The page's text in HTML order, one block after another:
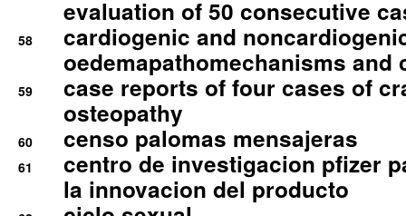
evaluation of 50 consecutive
58
cardiogenic and
oedemapathomechanisms and
59
case reports of four cases of
osteopathy
60 censo palomas mensajeras
61
centro de investigacion pfizer
la innovacion del producto